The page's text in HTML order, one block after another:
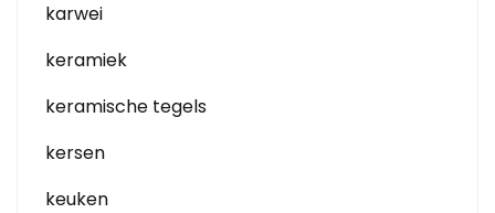
karwei
keramiek
keramische tegels
kersen
keuken